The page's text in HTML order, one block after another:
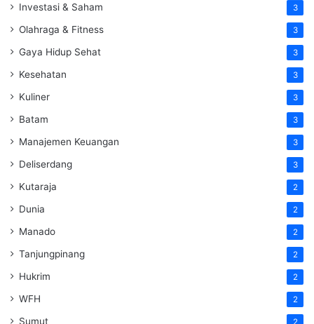
Investasi & Saham 3
Olahraga & Fitness 3
Gaya Hidup Sehat 3
Kesehatan 3
Kuliner 3
Batam 3
Manajemen Keuangan 3
Deliserdang 3
Kutaraja 2
Dunia 2
Manado 2
Tanjungpinang 2
Hukrim 2
WFH 2
Sumut 2